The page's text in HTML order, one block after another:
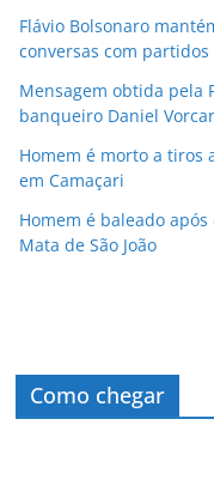
Flávio Bolsonaro
conversas com
Mensagem obtida pela
banqueiro Daniel
Homem é morto a tiros
em Camaçari
Homem é baleado
Mata de São João
Como chegar